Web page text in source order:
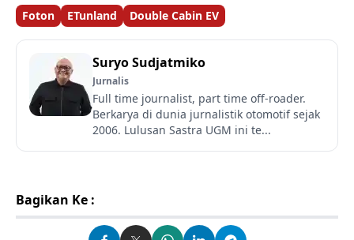
Foton ETunland Double Cabin EV
Suryo Sudjatmiko
Jurnalis
Full time journalist, part time off-roader.
Berkarya di dunia jurnalistik otomotif sejak
2006. Lulusan Sastra UGM ini te...
Bagikan Ke :